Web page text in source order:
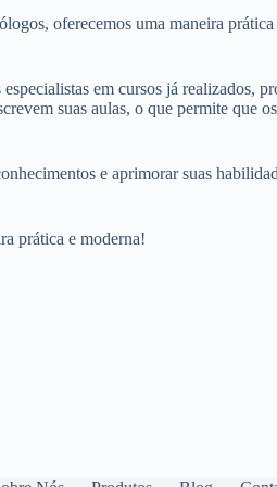
oferecemos uma maneira
em cursos já realizados,
suas aulas, o que permite que
e aprimorar suas
prática e moderna!